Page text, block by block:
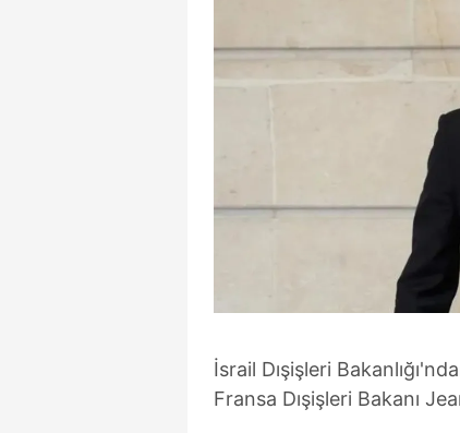
İsrail Dışişleri
Fransa Dışişleri Bakanı